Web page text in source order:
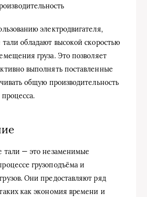
электродвигателя,
тали обладают высокой скоростью
груза. Это позволяет
выполнять поставленные
общую производительность
тали — это незаменимые
грузоподъёма и
Они предоставляют ряд
как экономия времени и